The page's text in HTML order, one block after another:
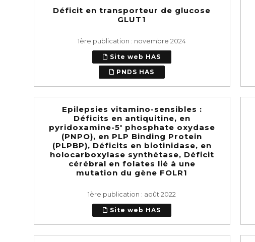
Déficit en transporteur de glucose
GLUT1
1ère publication : novembre 2024
Site web HAS
PNDS HAS
Epilepsies vitamino-sensibles :
Déficits en antiquitine, en
pyridoxamine-5' phosphate oxydase
(PNPO), en PLP Binding Protein
(PLPBP), Déficits en biotinidase, en
holocarboxylase synthétase, Déficit
cérébral en folates lié à une
mutation du gène FOLR1
1ère publication : août 2022
Site web HAS